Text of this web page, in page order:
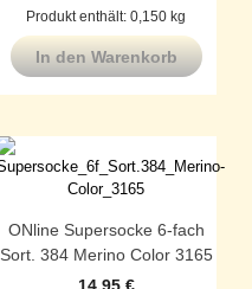
Produkt enthält: 0,150kg
In den Warenkorb
ONline Supersocke 6-fach
Sort. 384 Merino Color 3165
14,95 €